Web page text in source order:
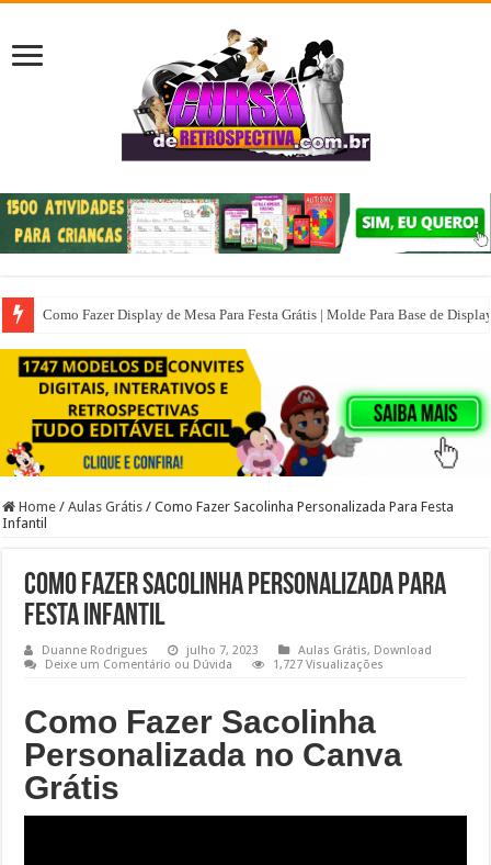
Como Fazer Display de Mesa Para Festa Grátis | Molde Para Base de
Home / Aulas Grátis / Como Fazer Sacolinha Personalizada Para Festa
Infantil
Como Fazer Sacolinha Personalizada Para
Festa Infantil
Duanne Rodrigues julho 7, 2023 Aulas Grátis, Download
Deixe um Comentário ou Dúvida
1,727 Visualizações
Como Fazer Sacolinha
Personalizada no Canva
Grátis